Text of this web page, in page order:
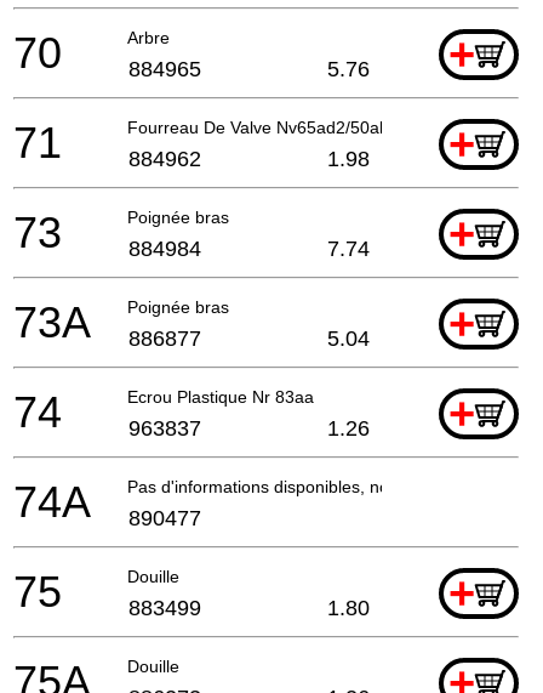
Arbre +
70 884965 5.76
Fourreau De Valve Nv65ad2/50ah +
71 884962 1.98
Poignée bras +
73 884984 7.74
Poignée bras +
73A 886877 5.04
Ecrou Plastique Nr 83aa +
74 963837 1.26
Pas d'informations disponibles, non commandable
74A 890477
Douille +
75 883499 1.80
Douille
75A